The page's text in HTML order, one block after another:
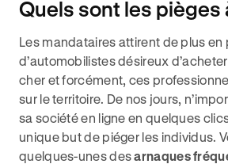
Quels sont les pièges
Les mandataires attirent de plus en
d’automobilistes désireux
cher et forcément, ces
sur le territoire. De nos jours,
sa société en ligne en quelques
unique but de piéger les individus.
quelques-unes desarnaques